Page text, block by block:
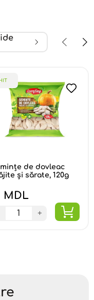
de dovleac
și sărate, 120g
MDL
+